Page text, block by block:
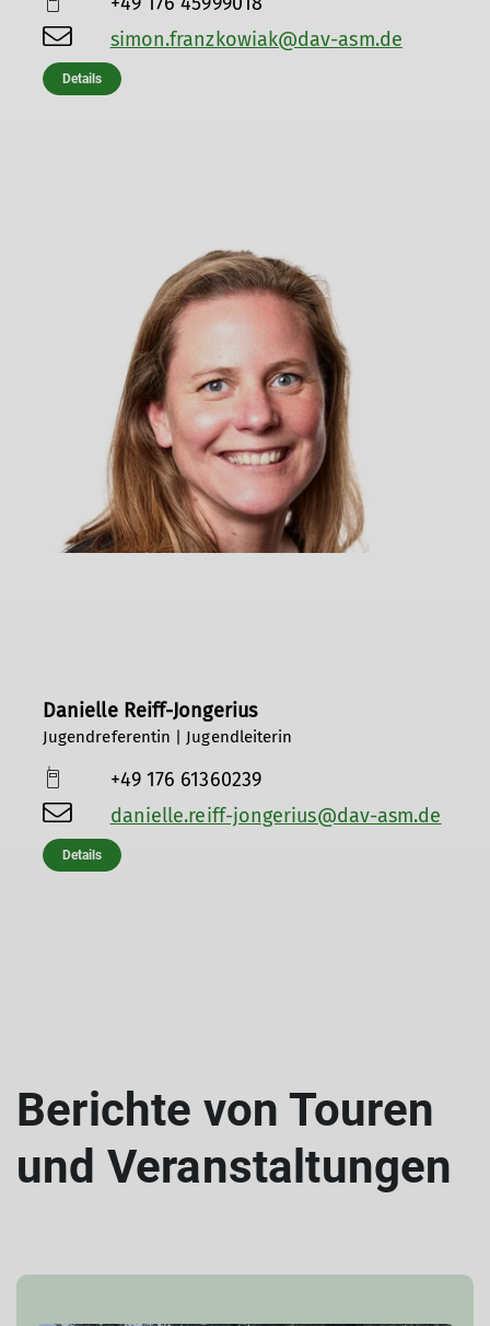
simon.franzkowiak@dav-asm.de
Details
Danielle Reiff-Jongerius
Jugendreferentin | Jugendleiterin
+49 176 61360239
danielle.reiff-jongerius@dav-asm.de
Details
Berichte von Touren
und Veranstaltungen